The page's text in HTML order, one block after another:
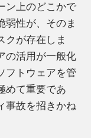
ン上のどこかで
弱性が、そのま
クが存在しま
の活用が一般化
フトウェアを管
めて重要であ
事故を招きかね